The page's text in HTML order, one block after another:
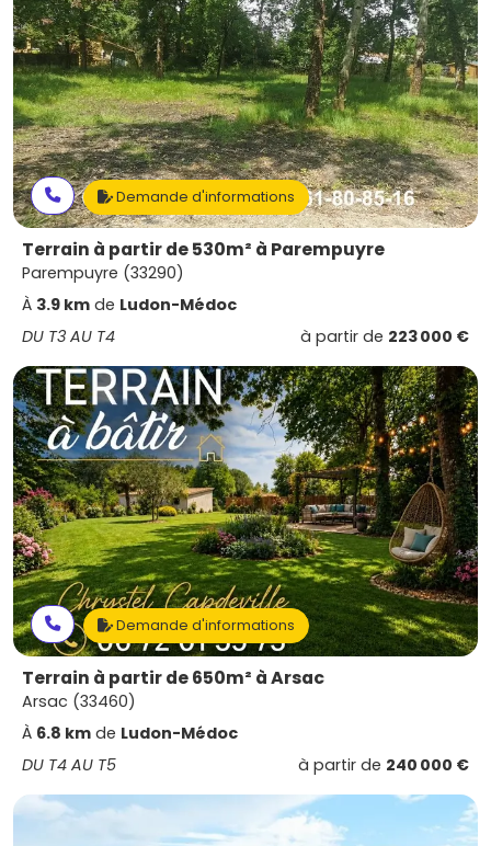
Demande d'informations
Terrain à partir de 530m² à Parempuyre
Parempuyre (33290)
À 3.9 km de Ludon-Médoc
DU T3 AU T4
à partir de 223 000 €
Demande d'informations
Terrain à partir de 650m² à Arsac
Arsac (33460)
À 6.8 km de Ludon-Médoc
DU T4 AU T5
à partir de 240 000 €